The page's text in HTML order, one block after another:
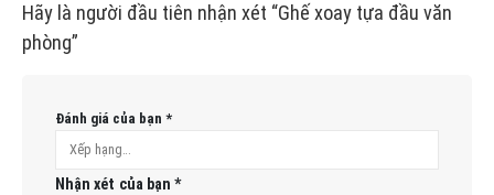
Hãy là người đầu tiên nhận xét “Ghế xoay tựa đầu văn
phòng”
Đánh giá của bạn *
Nhận xét của bạn*